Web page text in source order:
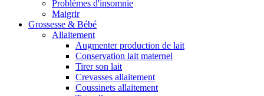
Problèmes d'insomnie
Maigrir
Grossesse & Bébé
Allaitement
Augmenter production de lait
Conservation lait maternel
Tirer son lait
Crevasses allaitement
Coussinets allaitement